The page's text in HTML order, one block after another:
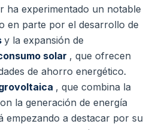
ha experimentado un notable
en parte por el desarrollo de
y la expansión de
solar , que ofrecen
de ahorro energético.
, que combina la
la generación de energía
empezando a destacar por su